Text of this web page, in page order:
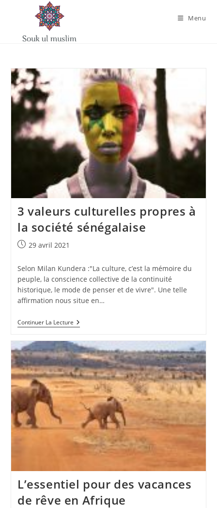
Menu
3 valeurs culturelles propres à
la société sénégalaise
Publication
29 avril 2021
Selon Milan Kundera :"La culture, c’est la mémoire du
peuple, la conscience collective de la continuité
historique, le mode de penser et de vivre". Une telle
affirmation nous situe en…
Continuer La Lecture3
Valeurs
Propres
À
La
Société
Sénégalaise
L’essentiel pour des vacances
de rêve en Afrique